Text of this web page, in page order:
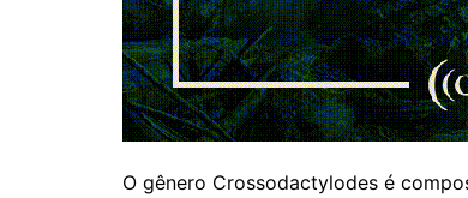
O gênero Crossodactylodes é